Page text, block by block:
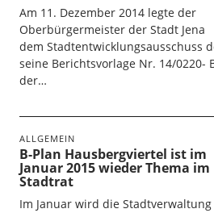
Am 11. Dezember 2014 legte der
Oberbürgermeister der Stadt Jena
dem Stadtentwicklungsausschuss
seine Berichtsvorlage Nr. 14/0220-
der…
ALLGEMEIN
B-Plan Hausbergviertel ist im
Januar 2015 wieder Thema im
Stadtrat
Im Januar wird die Stadtverwaltung